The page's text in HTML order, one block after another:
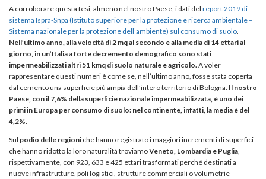
A corroborare questa tesi, almeno nel nostro Paese, i dati del report 2019 di
sistema Ispra-Snpa (Istituto superiore per la protezione e ricerca ambientale –
Sistema nazionale per la protezione dell’ambiente) sul consumo di suolo
Nell’ultimo anno, alla velocità di 2 mq al secondo e alla media di 14 ettari al
giorno, in un’Italia a forte decremento demografico sono stati
impermeabilizzati altri 51 kmq di suolo naturale e agricolo. A voler
rappresentare questi numeri è come se, nell’ultimo anno, fosse stata coperta
dal cemento una superficie più ampia dell’intero territorio di Bologna. Il nostro
Paese, con il 7,6% della superficie nazionale impermeabilizzata, è uno dei
primi in Europa per consumo di suolo: nel continente, infatti, la media è del
4,2%.
Sul podio delle regioni che hanno registrato i maggiori incrementi di superfici
che hanno ridotto la loro naturalità troviamoVeneto, Lombardia e Puglia
rispettivamente, con 923, 633 e 425 ettari trasformati perché destinati a
nuove infrastrutture, poli logistici, strutture commerciali o volumetrie